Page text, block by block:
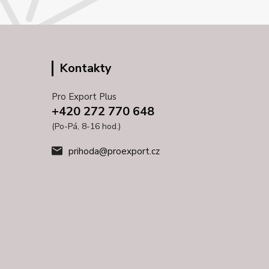
Kontakty
Pro Export Plus
+420 272 770 648
(Po-Pá, 8-16 hod.)
prihoda@proexport.cz